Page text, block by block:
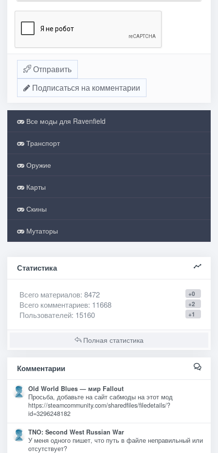
Отправить
Подписаться на комментарии
Все моды для Ravenfield
Транспорт
Оружие
Карты
Скины
Мутаторы
Статистика
+0
Всего материалов: 8472
+2
Всего комментариев: 11668
+1
Пользователей: 15160
Полная статистика
Комментарии
Old World Blues — мир Fallout
Просьба, добавьте на сайт сабмоды на этот мод
https://steamcommunity.com/sharedfiles/filedetails/?
id=3296248182
TNO: Second West Russian War
У меня одного пишет, что путь в файле неправильный или
отсутствует?